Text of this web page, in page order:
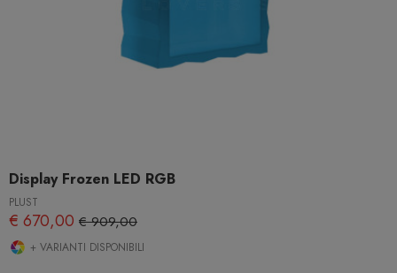
Display Frozen LED RGB
PLUST
€ 670,00 € 909,00
+ VARIANTI DISPONIBILI